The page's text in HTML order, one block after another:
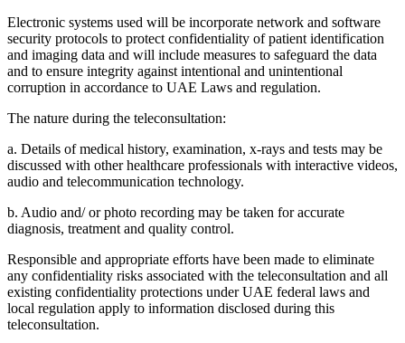
Electronic systems used will be incorporate network and software
security protocols to protect confidentiality of patient identification
and imaging data and will include measures to safeguard the data
and to ensure integrity against intentional and unintentional
corruption in accordance to UAE Laws and regulation.
The nature during the teleconsultation:
a. Details of medical history, examination, x-rays and tests may be
discussed with other healthcare professionals with interactive videos,
audio and telecommunication technology.
b. Audio and/ or photo recording may be taken for accurate
diagnosis, treatment and quality control.
Responsible and appropriate efforts have been made to eliminate
any confidentiality risks associated with the teleconsultation and all
existing confidentiality protections under UAE federal laws and
local regulation apply to information disclosed during this
teleconsultation.